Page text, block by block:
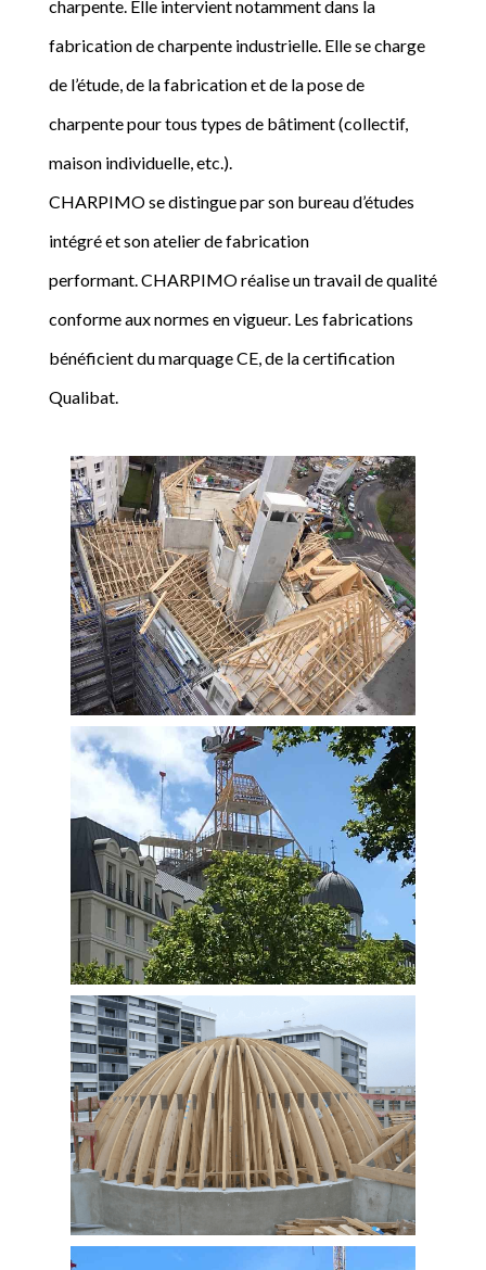
charpente. Elle intervient notamment dans la
fabrication de charpente industrielle. Elle se charge
de l’étude, de la fabrication et de la pose de
charpente pour tous types de bâtiment (collectif,
maison individuelle, etc.).
CHARPIMO se distingue par son bureau d’études
intégré et son atelier de fabrication
performant. CHARPIMO réalise un travail de qualité
conforme aux normes en vigueur. Les fabrications
bénéficient du marquage CE, de la certification
Qualibat.